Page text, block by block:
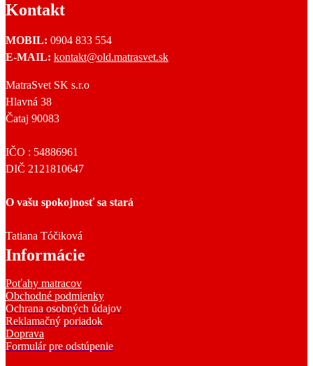
Kontakt
MOBIL: 0904 833 554
E-MAIL: kontakt@old.matrasvet.sk
MatraSvet SK s.r.o
Hlavná 38
Čataj 90083
IČO : 54886961
DIČ 2121810647
O vašu spokojnosť sa stará
Tatiana Tóčiková
Informácie
Poťahy matracov
Obchodné podmienky
Ochrana osobných údajov
Reklamačný poriadok
Doprava
Formulár pre odstúpenie